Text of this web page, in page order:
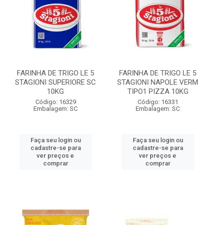
FARINHA DE TRIGO LE 5
STAGIONI SUPERIORE SC
10KG
Código: 16329
Embalagem: SC
Faça seu login ou
cadastre-se para
ver preços e
comprar
FARINHA DE TRIGO LE 5
STAGIONI NAPOLE VERM
TIPO1 PIZZA 10KG
Código: 16331
Embalagem: SC
Faça seu login ou
cadastre-se para
ver preços e
comprar